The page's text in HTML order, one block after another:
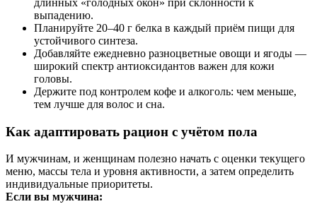
длинных «голодных окон» при склонности к
выпадению.
Планируйте 20–40 г белка в каждый приём пищи для
устойчивого синтеза.
Добавляйте ежедневно разноцветные овощи и ягоды —
широкий спектр антиоксидантов важен для кожи
головы.
Держите под контролем кофе и алкоголь: чем меньше,
тем лучше для волос и сна.
Как адаптировать рацион с учётом пола
И мужчинам, и женщинам полезно начать с оценки текущего
меню, массы тела и уровня активности, а затем определить
индивидуальные приоритеты.
Если вы мужчина: